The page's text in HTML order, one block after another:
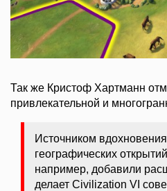
Так же Кристоф Хартманн
привлекательной и
Источником
географических
например, добавили
делает Civilization VI